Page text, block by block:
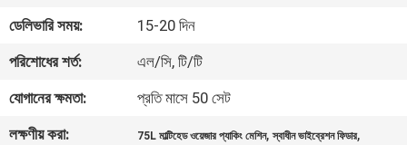
আমাদের
সাথে
যোগাযোগ
করুন
ডেলিভারি সময়:
15-20 দিন
পরিশোধের শর্ত:
এল/সি, টি/টি
যোগানের ক্ষমতা:
প্রতি মাসে 50 সেট
লক্ষণীয় করা:
75L মাল্টিহেড ওয়েজার প্যাকিং মেশিন,স্বাধীন ভাইব্রেশন ফিডার,